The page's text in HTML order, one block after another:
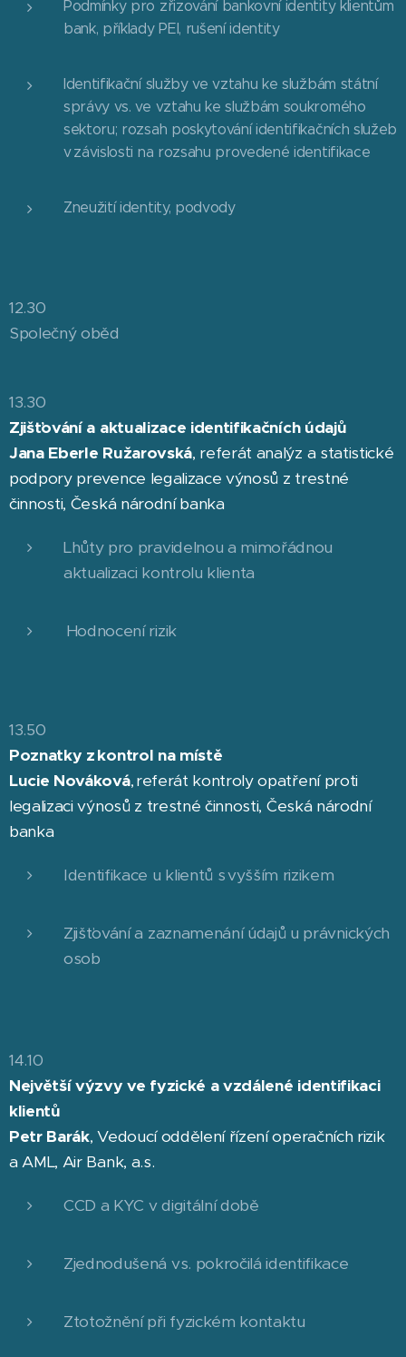
Podmínky pro zřizování bankovní identity klientům
bank, příklady PEI, rušení identity
Identifikační služby ve vztahu ke službám státní
správy vs. ve vztahu ke službám soukromého
sektoru; rozsah poskytování identifikačních služeb
v závislosti na rozsahu provedené identifikace
Zneužití identity, podvody
12.30
Společný oběd
13.30
Zjišťování a aktualizace identifikačních údajů
Jana Eberle Ružarovská, referát analýz a statistické
podpory prevence legalizace výnosů z trestné
činnosti, Česká národní banka
Lhůty pro pravidelnou a mimořádnou
aktualizaci kontrolu klienta
Hodnocení rizik
13.50
Poznatky z kontrol na místě
Lucie Nováková, referát kontroly opatření proti
legalizaci výnosů z trestné činnosti, Česká národní
banka
Identifikace u klientů s vyšším rizikem
Zjišťování a zaznamenání údajů u právnických
osob
14.10
Největší výzvy ve fyzické a vzdálené identifikaci
klientů
Petr Barák, Vedoucí oddělení řízení operačních rizik
a AML, Air Bank, a.s.
CCD a KYC v digitální době
Zjednodušená vs. pokročilá identifikace
Ztotožnění při fyzickém kontaktu